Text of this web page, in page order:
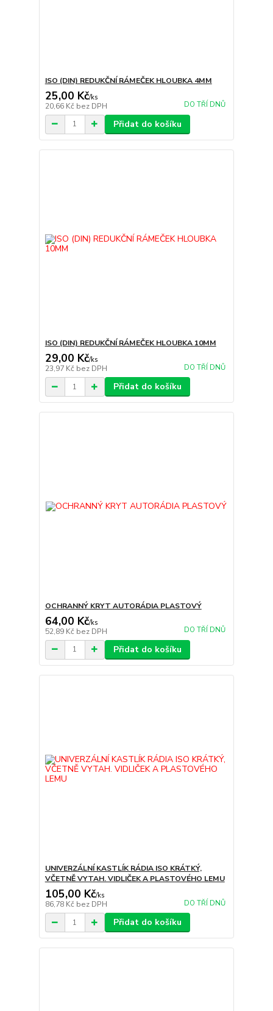
ISO (DIN) REDUKČNÍ RÁMEČEK HLOUBKA 4MM
25,00 Kč/ks
20,66 Kč bez DPH DO TŘÍ DNŮ
Přidat do košíku
ISO (DIN) REDUKČNÍ RÁMEČEK HLOUBKA 10MM
29,00 Kč/ks
23,97 Kč bez DPH DO TŘÍ DNŮ
Přidat do košíku
OCHRANNÝ KRYT AUTORÁDIA PLASTOVÝ
64,00 Kč/ks
52,89 Kč bez DPH DO TŘÍ DNŮ
Přidat do košíku
UNIVERZÁLNÍ KASTLÍK RÁDIA ISO KRÁTKÝ,
VČETNĚ VYTAH. VIDLIČEK A PLASTOVÉHO LEMU
105,00 Kč/ks
86,78 Kč bez DPH DO TŘÍ DNŮ
Přidat do košíku